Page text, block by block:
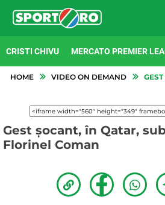
CRISTI CHIVU MERCATO PREMIER
HOME VIDEO ON DEMAND
Gest șocant, în Qatar,
Florinel Coman